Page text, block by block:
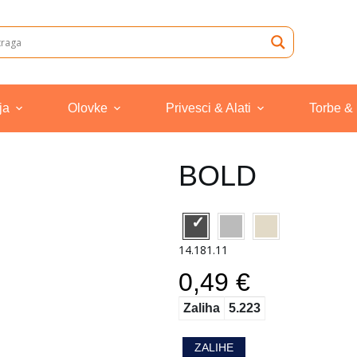
Olovke Privesci & Alati Torbe &
BOLD
14.181.11
0,49 €
Zaliha 5.223
ZALIHE